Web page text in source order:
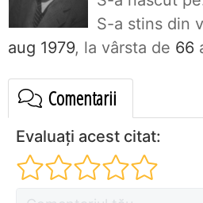
S-a stins din
aug 1979, la vârsta de 66
Comentarii
Evaluați acest citat: